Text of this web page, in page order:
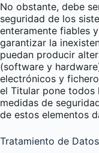
No obstante, debe
seguridad de los
enteramente fiables
garantizar la
puedan producir
(software y
electrónicos y
el Titular pone todos
medidas de
de estos elementos
Tratamiento de